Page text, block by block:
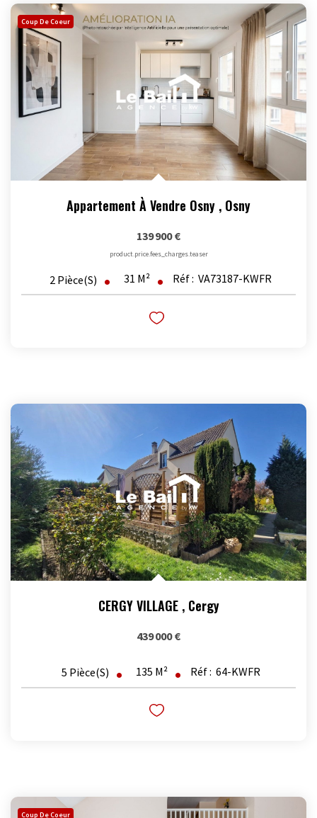
Coup De Coeur
Appartement À Vendre Osny , Osny
139 900 €
product.price.fees_charges.teaser
2 Pièce(s) 31 M² Réf : VA73187-KWFR
CERGY VILLAGE , Cergy
439 000 €
5 Pièce(s) 135 M² Réf : 64-KWFR
Coup De Coeur